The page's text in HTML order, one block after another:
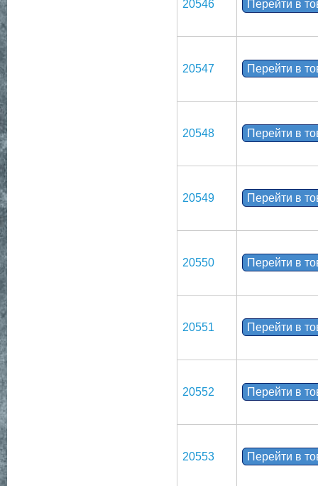
20546 Перейти в
20547 Перейти в
20548 Перейти в
20549 Перейти в
20550 Перейти в
20551 Перейти в
20552 Перейти в
20553 Перейти в